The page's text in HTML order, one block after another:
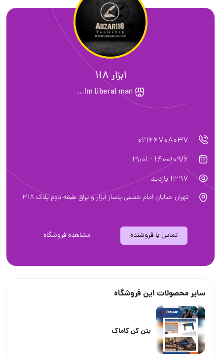
ابزار 118
Im liberal man...
02166708037
1400/09/6 - 19:01
1397 بازدید
تهران خیابان امام خمینی پاساژ ابزار و یراق طبقه دوم پلاک 318
تماس با فروشنده مشاهده فروشگاه
سایر محصولات این فروشگاه
بتن کن کاماک